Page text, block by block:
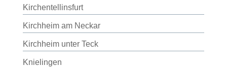
Kirchentellinsfurt
Kirchheim am Neckar
Kirchheim unter Teck
Knielingen